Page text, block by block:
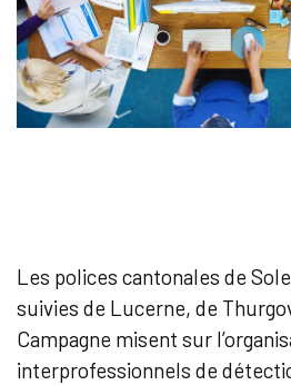
Les polices cantonales de
suivies de Lucerne, de
Campagne misent sur
interprofessionnels de